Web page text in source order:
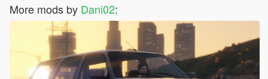
More mods by Dani02: